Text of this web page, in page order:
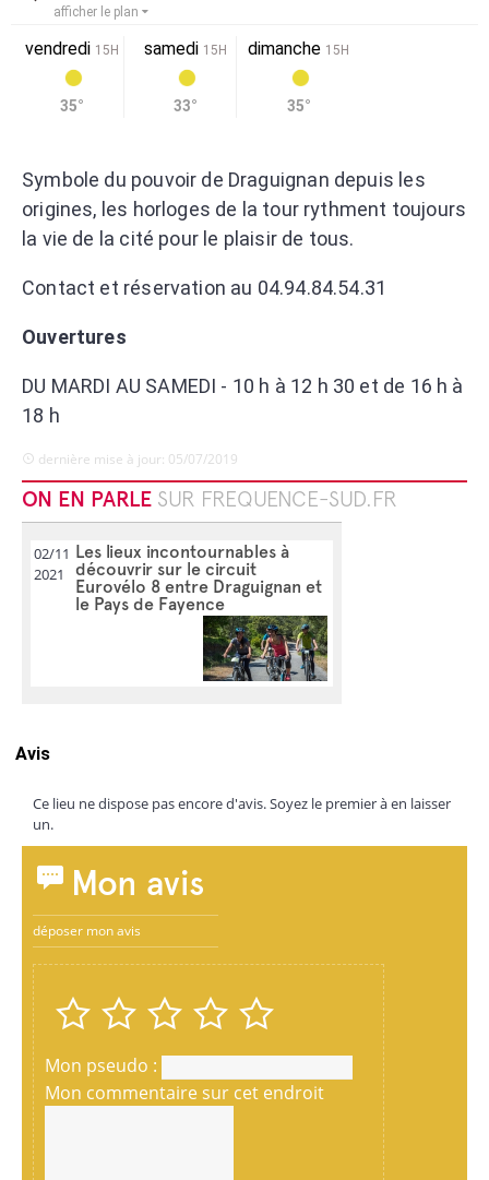
afficher le plan
vendredi 15H
35°
samedi 15H
33°
dimanche 15H
35°
Symbole du pouvoir de Draguignan depuis les
origines, les horloges de la tour rythment toujours
la vie de la cité pour le plaisir de tous.
Contact et réservation au 04.94.84.54.31
Ouvertures
DU MARDI AU SAMEDI - 10 h à 12 h 30 et de 16 h à
18 h
dernière mise à jour: 05/07/2019
ON EN PARLE SUR FREQUENCE-SUD.FR
02/11
2021
Les lieux incontournables à
découvrir sur le circuit
Eurovélo 8 entre Draguignan et
le Pays de Fayence
Avis
Ce lieu ne dispose pas encore d'avis. Soyez le premier à en laisser
un.
Mon avis
déposer mon avis
Mon pseudo :
Mon commentaire sur cet endroit